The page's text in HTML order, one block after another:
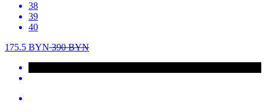
38
39
40
175.5 BYN390BYN